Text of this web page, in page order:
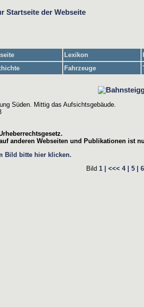
Lexikon
Fahrzeuge
Süden. Mittig das Aufsichtsgebäude.
anderen Webseiten und Publikationen ist
Bild bitte hier klicken.
Bild 1 | <<< 4 | 5 | 6 |